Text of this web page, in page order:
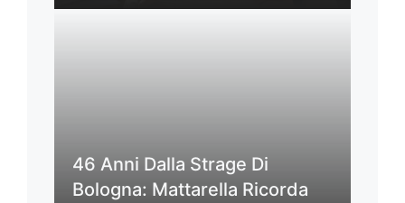
46 Anni Dalla Strage Di
Bologna: Mattarella Ricorda